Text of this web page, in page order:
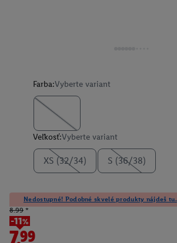
Farba:Vyberte variant
Veľkosť:Vyberte variant
XS (32/34) S (36/38)
Nedostupné! Podobné skvelé produkty nájdeš tu.
8.99 *
-11%
7.99